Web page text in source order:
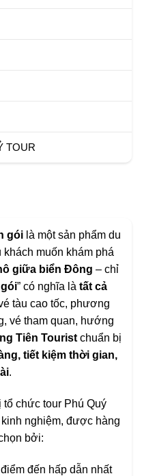
TOUR
gói là một sản phẩm du
muốn khám phá
giữa biển Đông – chỉ
” có nghĩa là tất cả
tàu cao tốc, phương
vé tham quan, hướng
Tiên Tourist chuẩn bị
tiết kiệm thời gian,
.
tổ chức tour Phú Quý
nghiệm, được hàng
bởi:
đến hấp dẫn nhất